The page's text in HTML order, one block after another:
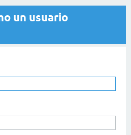
un usuario